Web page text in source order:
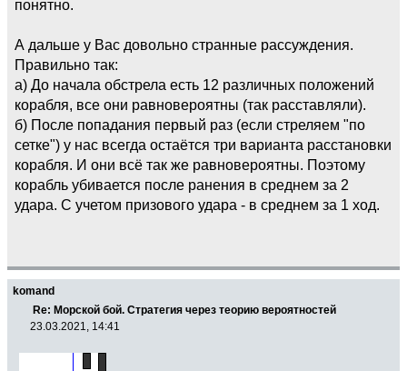
понятно.
А дальше у Вас довольно странные рассуждения.
Правильно так:
а) До начала обстрела есть 12 различных положений
корабля, все они равновероятны (так расставляли).
б) После попадания первый раз (если стреляем "по
сетке") у нас всегда остаётся три варианта расстановки
корабля. И они всё так же равновероятны. Поэтому
корабль убивается после ранения в среднем за 2
удара. С учетом призового удара - в среднем за 1 ход.
komand
Re: Морской бой. Стратегия через теорию вероятностей
23.03.2021, 14:41